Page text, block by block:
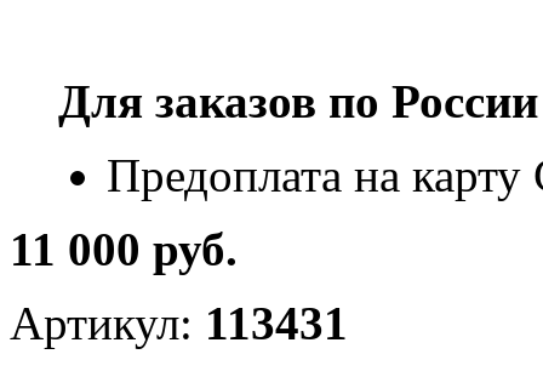
Для заказов по
Предоплата на
11 000 руб.
Артикул: 113431